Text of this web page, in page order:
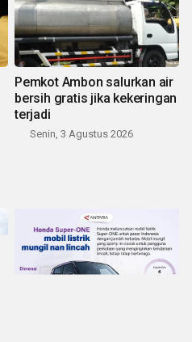
Pemkot Ambon salurkan air
bersih gratis jika kekeringan
terjadi
Senin, 3 Agustus 2026